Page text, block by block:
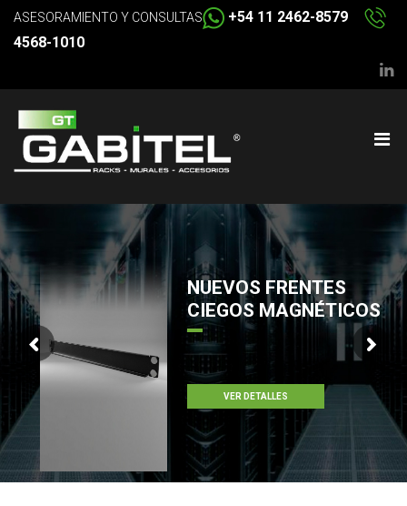
ASESORAMIENTO Y CONSULTAS
+54 11 2462-8579
4568-1010
NUEVOS FRENTES
CIEGOS MAGNÉTICOS
VER DETALLES